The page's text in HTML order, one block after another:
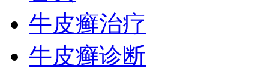
牛皮癣治疗
牛皮癣诊断